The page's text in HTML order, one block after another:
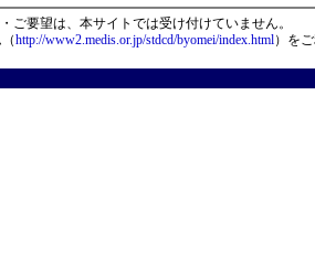
ご要望は、本サイトでは受け付けていません。
http://www2.medis.or.jp/stdcd/byomei/index.html）を